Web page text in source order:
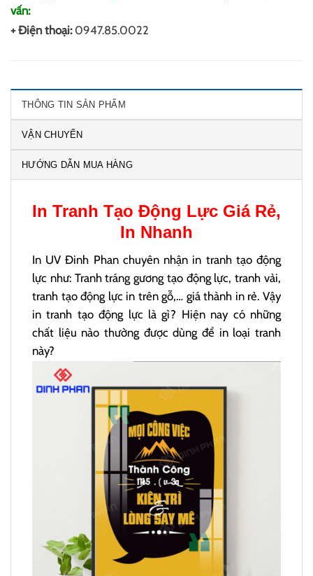
vấn:
+ Điện thoại: 0947.85.0022
THÔNG TIN SẢN PHẨM
VẬN CHUYỂN
HƯỚNG DẪN MUA HÀNG
In Tranh Tạo Động Lực Giá Rẻ,
In Nhanh
In UV Đinh Phan chuyên nhận in tranh tạo động
lực như: Tranh tráng gương tạo động lực, tranh vải,
tranh tạo động lực in trên gỗ,… giá thành in rẻ. Vậy
in tranh tạo động lực là gì? Hiện nay có những
chất liệu nào thường được dùng để in loại tranh
này?